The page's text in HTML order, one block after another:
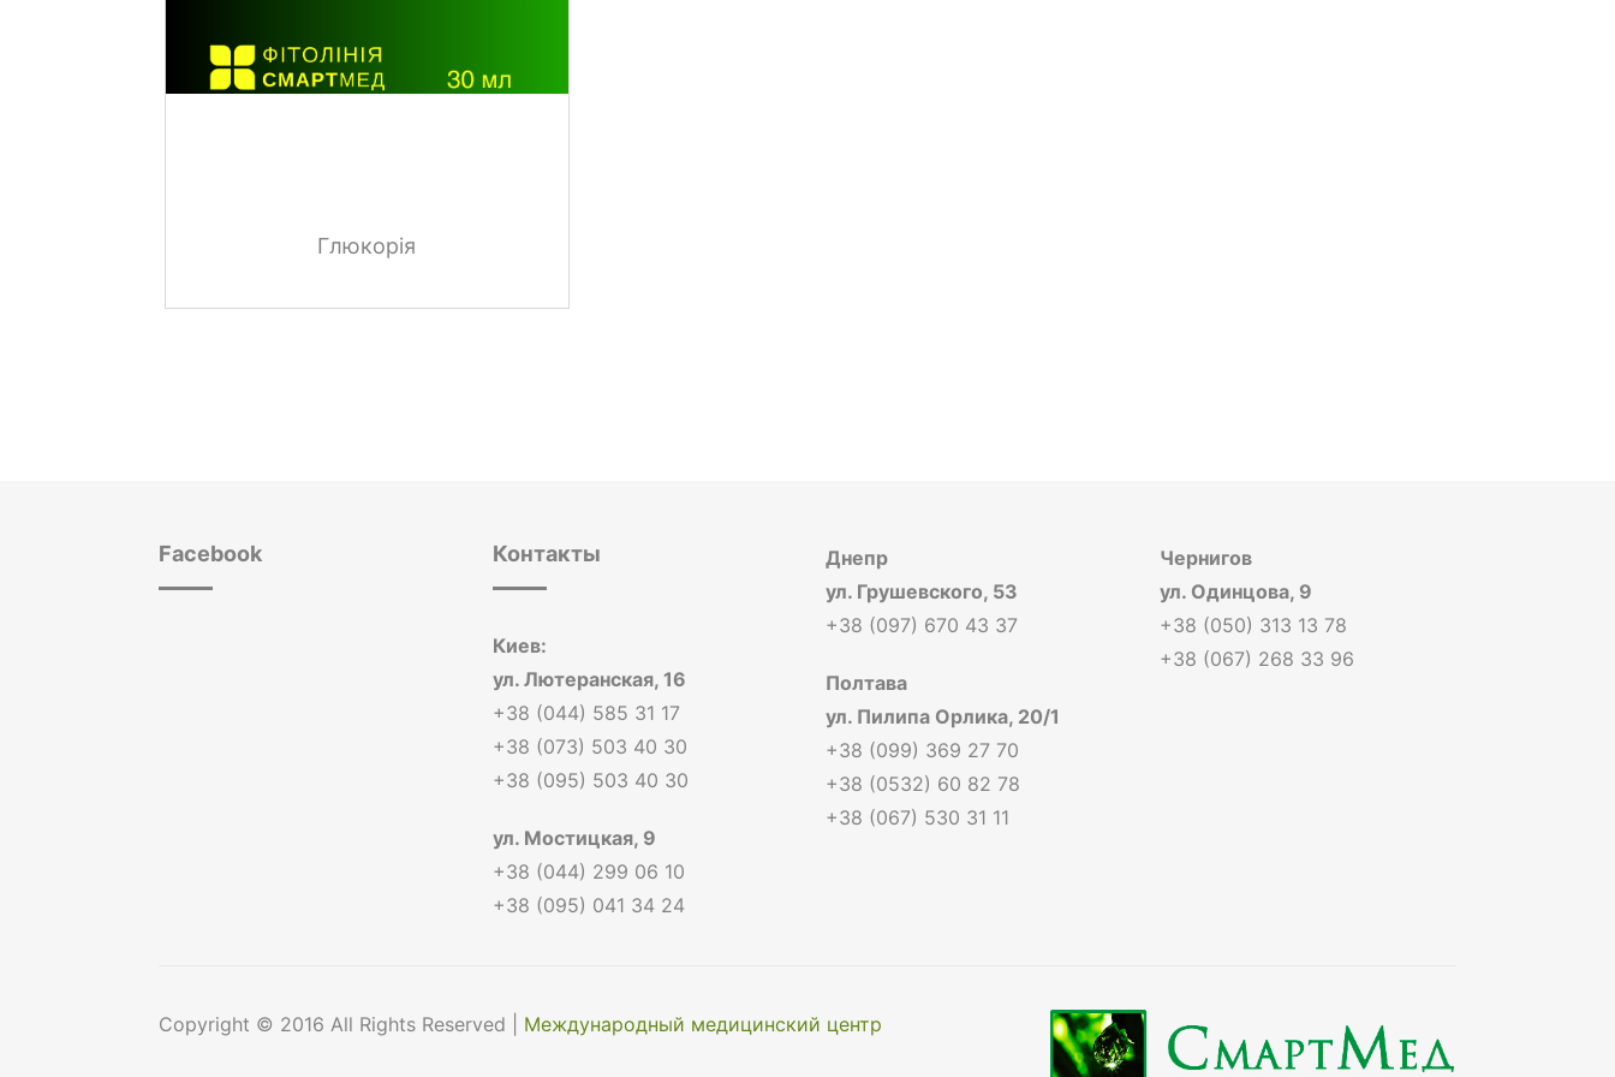
Глюкорія
Facebook Контакты
Киев:
ул. Лютеранская, 16
+38 (044) 585 31 17
+38 (073) 503 40 30
+38 (095) 503 40 30
ул. Мостицкая, 9
+38 (044) 299 06 10
+38 (095) 041 34 24
Днепр
ул. Грушевского, 53
+38 (097) 670 43 37
Полтава
ул. Пилипа Орлика, 20/1
+38 (099) 369 27 70
+38 (0532) 60 82 78
+38 (067) 530 31 11
Чернигов
ул. Одинцова, 9
+38 (050) 313 13 78
+38 (067) 268 33 96
Copyright © 2016 All Rights Reserved | Международный медицинский центр